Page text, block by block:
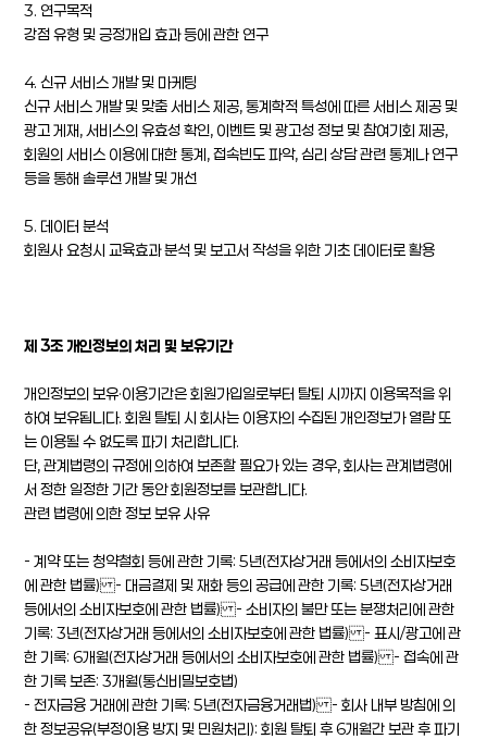
3. 연구목적
강점 유형 및 긍정개입 효과 등에 관한 연구
4. 신규 서비스 개발 및 마케팅
신규 서비스 개발 및 맞춤 서비스 제공, 통계학적 특성에 따른 서비스 제공 및
광고 게재, 서비스의 유효성 확인, 이벤트 및 광고성 정보 및 참여기회 제공,
회원의 서비스 이용에 대한 통계, 접속빈도 파악, 심리 상담 관련 통계나 연구
등을 통해 솔루션 개발 및 개선
5. 데이터 분석
회원사 요청시 교육효과 분석 및 보고서 작성을 위한 기초 데이터로 활용
제 3조 개인정보의 처리 및 보유기간
개인정보의 보유·이용기간은 회원가입일로부터 탈퇴 시까지 이용목적을 위
하여 보유됩니다. 회원 탈퇴 시 회사는 이용자의 수집된 개인정보가 열람 또
는 이용될 수 없도록 파기 처리합니다.
단, 관계법령의 규정에 의하여 보존할 필요가 있는 경우, 회사는 관계법령에
서 정한 일정한 기간 동안 회원정보를 보관합니다.
관련 법령에 의한 정보 보유 사유
- 계약 또는 청약철회 등에 관한 기록: 5년(전자상거래 등에서의 소비자보호
에 관한 법률) - 대금결제 및 재화 등의 공급에 관한 기록: 5년(전자상거래
등에서의 소비자보호에 관한 법률) - 소비자의 불만 또는 분쟁처리에 관한
기록: 3년(전자상거래 등에서의 소비자보호에 관한 법률) - 표시/광고에 관
한 기록: 6개월(전자상거래 등에서의 소비자보호에 관한 법률) - 접속에 관
한 기록 보존: 3개월(통신비밀보호법)
- 전자금융 거래에 관한 기록: 5년(전자금융거래법) - 회사 내부 방침에 의
한 정보공유(부정이용 방지 및 민원처리): 회원 탈퇴 후 6개월간 보관 후 파기